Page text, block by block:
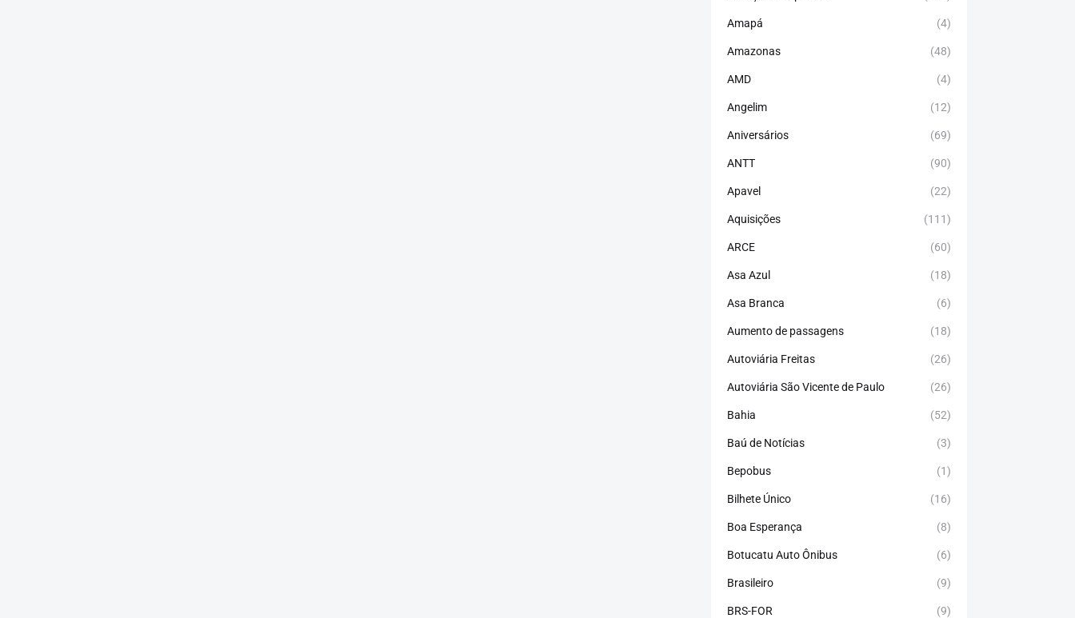
Amapá (4)
Amazonas (48)
AMD (4)
Angelim (12)
Aniversários (69)
ANTT (90)
Apavel (22)
Aquisições (111)
ARCE (60)
Asa Azul (18)
Asa Branca (6)
Aumento de passagens (18)
Autoviária Freitas (26)
Autoviária São Vicente de Paulo (26)
Bahia (52)
Baú de Notícias (3)
Bepobus (1)
Bilhete Único (16)
Boa Esperança (8)
Botucatu Auto Ônibus (6)
Brasileiro (9)
BRS-FOR (9)